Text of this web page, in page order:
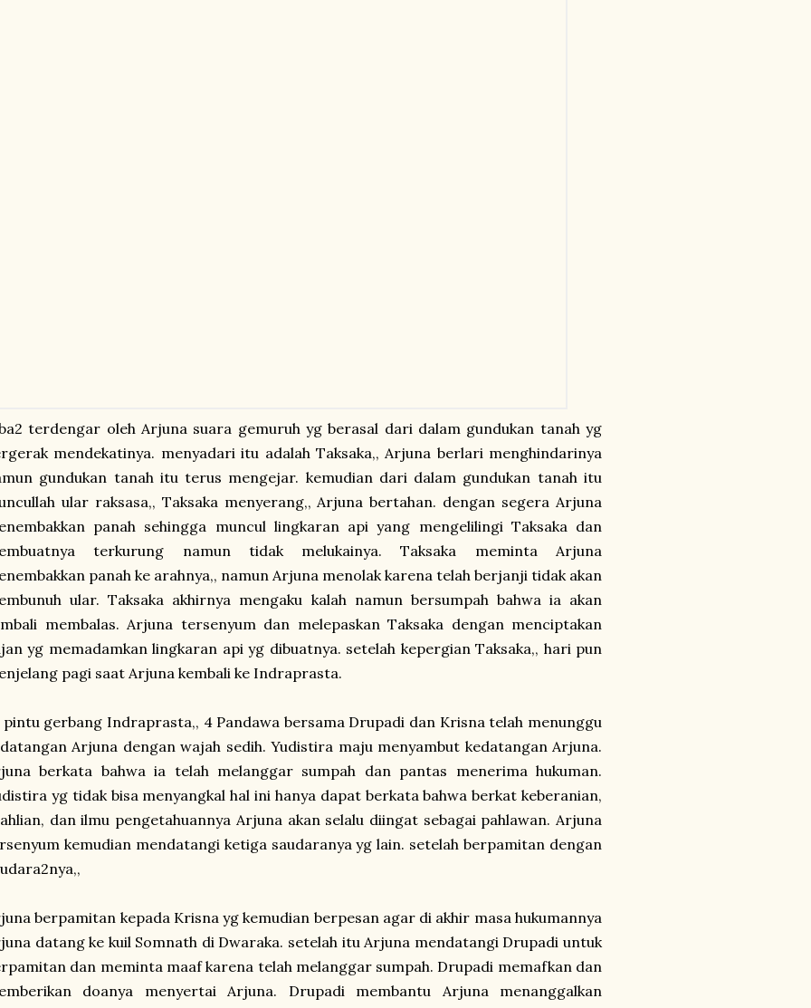
terdengar oleh Arjuna suara gemuruh yg berasal dari dalam gundukan tanah yg
mendekatinya. menyadari itu adalah Taksaka,, Arjuna berlari menghindarinya
gundukan tanah itu terus mengejar. kemudian dari dalam gundukan tanah itu
ular raksasa,, Taksaka menyerang,, Arjuna bertahan. dengan segera Arjuna
panah sehingga muncul lingkaran api yang mengelilingi Taksaka dan
terkurung namun tidak melukainya. Taksaka meminta Arjuna
panah ke arahnya,, namun Arjuna menolak karena telah berjanji tidak akan
ular. Taksaka akhirnya mengaku kalah namun bersumpah bahwa ia akan
membalas. Arjuna tersenyum dan melepaskan Taksaka dengan menciptakan
yg memadamkan lingkaran api yg dibuatnya. setelah kepergian Taksaka,, hari pun
pagi saat Arjuna kembali ke Indraprasta.
pintu gerbang Indraprasta,, 4 Pandawa bersama Drupadi dan Krisna telah menunggu
Arjuna dengan wajah sedih. Yudistira maju menyambut kedatangan Arjuna.
berkata bahwa ia telah melanggar sumpah dan pantas menerima hukuman.
yg tidak bisa menyangkal hal ini hanya dapat berkata bahwa berkat keberanian,
dan ilmu pengetahuannya Arjuna akan selalu diingat sebagai pahlawan. Arjuna
kemudian mendatangi ketiga saudaranya yg lain. setelah berpamitan dengan
berpamitan kepada Krisna yg kemudian berpesan agar di akhir masa hukumannya
datang ke kuil Somnath di Dwaraka. setelah itu Arjuna mendatangi Drupadi untuk
dan meminta maaf karena telah melanggar sumpah. Drupadi memafkan dan
doanya menyertai Arjuna. Drupadi membantu Arjuna menanggalkan